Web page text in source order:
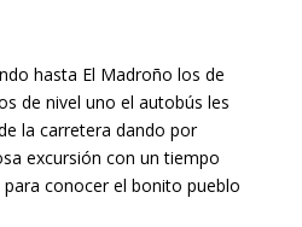
hasta El Madroño los de
de nivel uno el autobús les
la carretera dando por
excursión con un tiempo
conocer el bonito pueblo